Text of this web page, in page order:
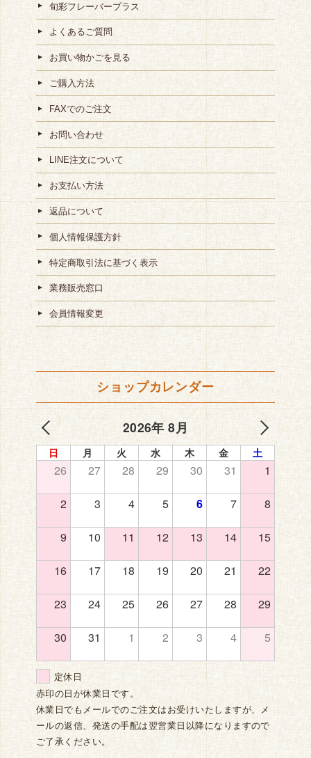
旬彩フレーバープラス
よくあるご質問
お買い物かごを見る
ご購入方法
FAXでのご注文
お問い合わせ
LINE注文について
お支払い方法
返品について
個人情報保護方針
特定商取引法に基づく表示
業務販売窓口
会員情報変更
ショップカレンダー
2026年 8月
日 月 火 水 木 金 土
26 27 28 29 30 31 1
2 3 4 5 6 7 8
9 10 11 12 13 14 15
16 17 18 19 20 21 22
23 24 25 26 27 28 29
30 31 1 2 3 4 5
定休日
赤印の日が休業日です。
休業日でもメールでのご注文はお受けいたしますが、メ
ールの返信、発送の手配は翌営業日以降になりますので
ご了承ください。